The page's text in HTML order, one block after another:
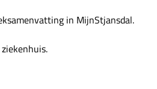
in MijnStjansdal.